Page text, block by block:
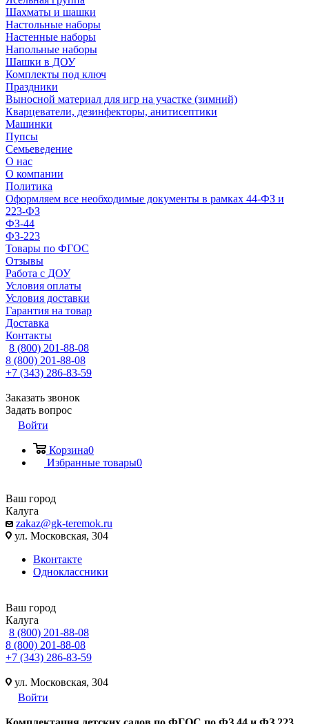
Шахматы и шашки
Настольные наборы
Настенные наборы
Напольные наборы
Шашки в ДОУ
Комплекты под ключ
Праздники
Выносной материал для игр на участке (зимний)
Кварцеватели, дезинфекторы, анитисептики
Машинки
Пупсы
Семьеведение
О нас
О компании
Политика
Оформляем все необходимые документы в рамках 44-ФЗ и
223-ФЗ
ФЗ-44
ФЗ-223
Товары по ФГОС
Отзывы
Работа с ДОУ
Условия оплаты
Условия доставки
Гарантия на товар
Доставка
Контакты
8 (800) 201-88-08
8 (800) 201-88-08
+7 (343) 286-83-59
Заказать звонок
Задать вопрос
Войти
Корзина0
Избранные товары0
Ваш город
Калуга
zakaz@gk-teremok.ru
ул. Московская, 304
Вконтакте
Одноклассники
Ваш город
Калуга
8 (800) 201-88-08
8 (800) 201-88-08
+7 (343) 286-83-59
ул. Московская, 304
Войти